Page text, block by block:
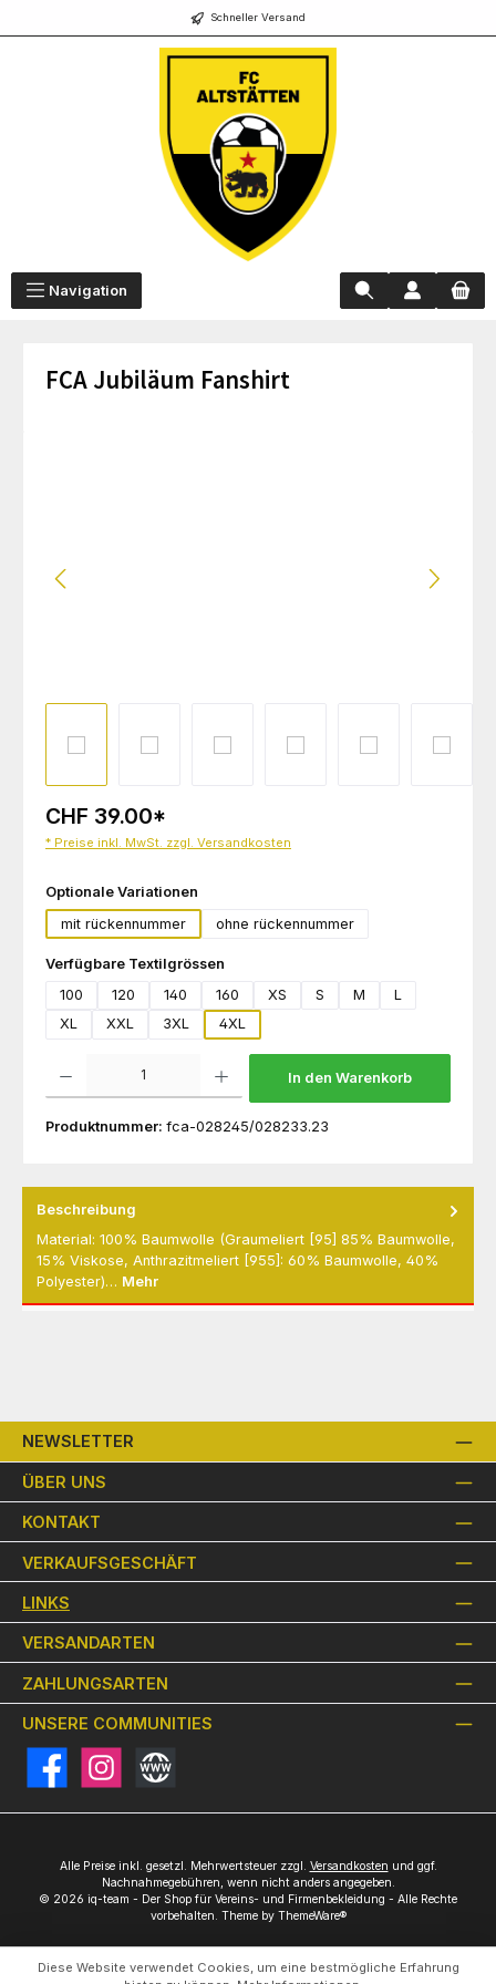
Schneller Versand
Navigation
FCA Jubiläum Fanshirt
CHF 39.00*
* Preise inkl. MwSt. zzgl. Versandkosten
Optionale Variationen
mit rückennummer
ohne rückennummer
Verfügbare Textilgrössen
100
120 140 160 XS S M
L
XL
XXL 3XL 4XL
In den Warenkorb
Produktnummer: fca-028245/028233.23
Beschreibung
Material: 100% Baumwolle (Graumeliert [95] 85% Baumwolle,
15% Viskose, Anthrazitmeliert [955]: 60% Baumwolle, 40%
Polyester)… Mehr
NEWSLETTER
ÜBER UNS
KONTAKT
VERKAUFSGESCHÄFT
LINKS
VERSANDARTEN
ZAHLUNGSARTEN
UNSERE COMMUNITIES
FacebookInstagramWebsite
Alle Preise inkl. gesetzl. Mehrwertsteuer zzgl. Versandkosten und ggf.
Nachnahmegebühren, wenn nicht anders angegeben.
© 2026 iq-team - Der Shop für Vereins- und Firmenbekleidung - Alle Rechte
vorbehalten. Theme by ThemeWare®
Diese Website verwendet Cookies, um eine bestmögliche Erfahrung